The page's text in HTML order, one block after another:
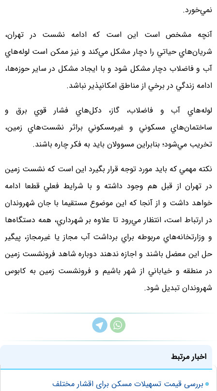
نمي‌خورد.
آنچه مشخص است اين است كه ادامه نشست در تهران،
شريان‌هاي حياتي را دچار مشكل مي‌كند و نيز ممكن است لوله‌هاي
آب و فاضلاب دچار مشكل شود و با ايجاد مشكل در ساير حوزه‌ها،
ادامه زندگي در برخي از مناطق امكانپذير نباشد.
لوله‌هاي آب و فاضلاب، گاز، دكل‌هاي فشار قوي برق و
ساختمان‌هاي مسكوني و غيرمسكوني براثر نشست‌هاي زمين،
تخريب مي‌شود؛ بنابراين مسوولان بايد به فكر چاره باشند.
نكته مهمي كه بايد مورد توجه قرار بگيرد اين است كه نشست زمين
در تهران از قبل هم وجود داشته و با شرايط فعلي قطعا ادامه
خواهد داشت و از آنجا كه اين موضوع مستقيما با جان شهروندان
در ارتباط است، انتظار مي‌رود تا علاوه بر شهرداري، همه دستگاه‌ها
و وزارتخانه‌هاي مربوطه براي برداشت آب مجاز يا غيرمجاز، پيگير
حل اين معضل باشند و اجازه ندهند دوباره شاهد فرونشست زمين
در منطقه و خياباني از شهر باشيم و فرونشست زمين به كابوس
شهروندان تبديل شود.
اخبار مرتبط
بررسی قیمت تسهیلات مسکن برای اقشار مختلف